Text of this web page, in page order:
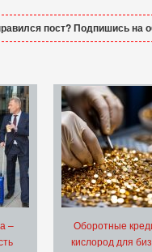
пост? Подпишись на
–
Оборотные
кислород для